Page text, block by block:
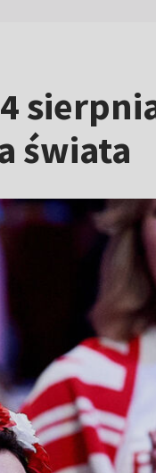
świata